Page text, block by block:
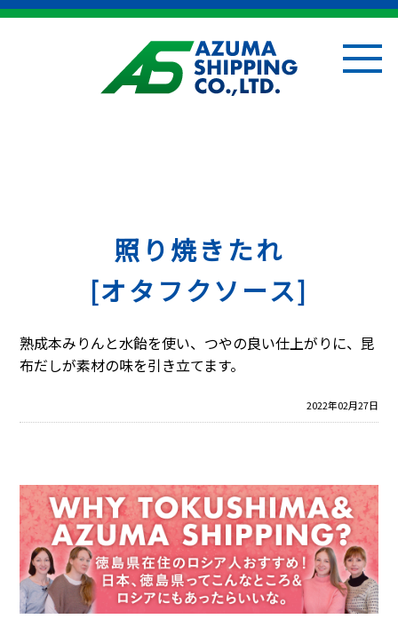
照り焼きたれ
[オタフクソース]
熟成本みりんと水飴を使い、つやの良い仕上がりに、昆
布だしが素材の味を引き立てます。
2022年02月27日